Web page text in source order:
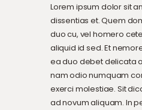
Lorem ipsum dolor sit
dissentias et. Quem
duo cu, vel homero
aliquid id sed. Et
ea duo debet delicata
nam odio numquam
exerci molestiae. Sit
ad novum aliquam. In